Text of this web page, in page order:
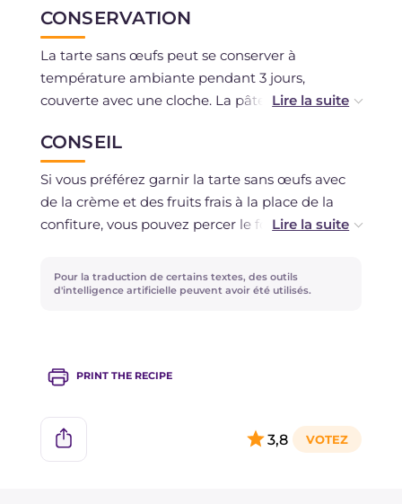
CONSERVATION
La tarte sans œufs peut se conserver à
température ambiante pendant 3 jours,
couverte avec une cloche. La pâte sablée sans
réfrigérateur, enveloppée dans du film
alimentaire. Vous pouvez également congeler la
pâte pour un maximum d'un mois.
CONSEIL
Si vous préférez garnir la tarte sans œufs avec
de la crème et des fruits frais à la place de la
confiture, vous pouvez percer le fond de la pâte
cuisson à blanc
pendant 15-20 minutes !
Pour la traduction de certains textes, des outils
d'intelligence artificielle peuvent avoir été utilisés.
PRINT THE RECIPE
3,8